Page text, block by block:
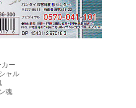
ー
ャル
魂